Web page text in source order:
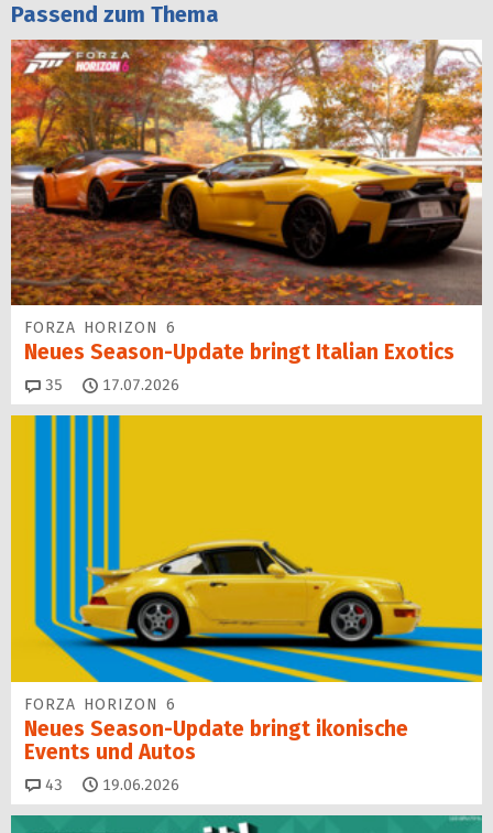
Passend zum Thema
FORZA HORIZON 6
Neues Season-Update bringt Italian Exotics
35 Kommentare
17.07.2026
FORZA HORIZON 6
Neues Season-Update bringt ikonische
Events und Autos
43 Kommentare
19.06.2026